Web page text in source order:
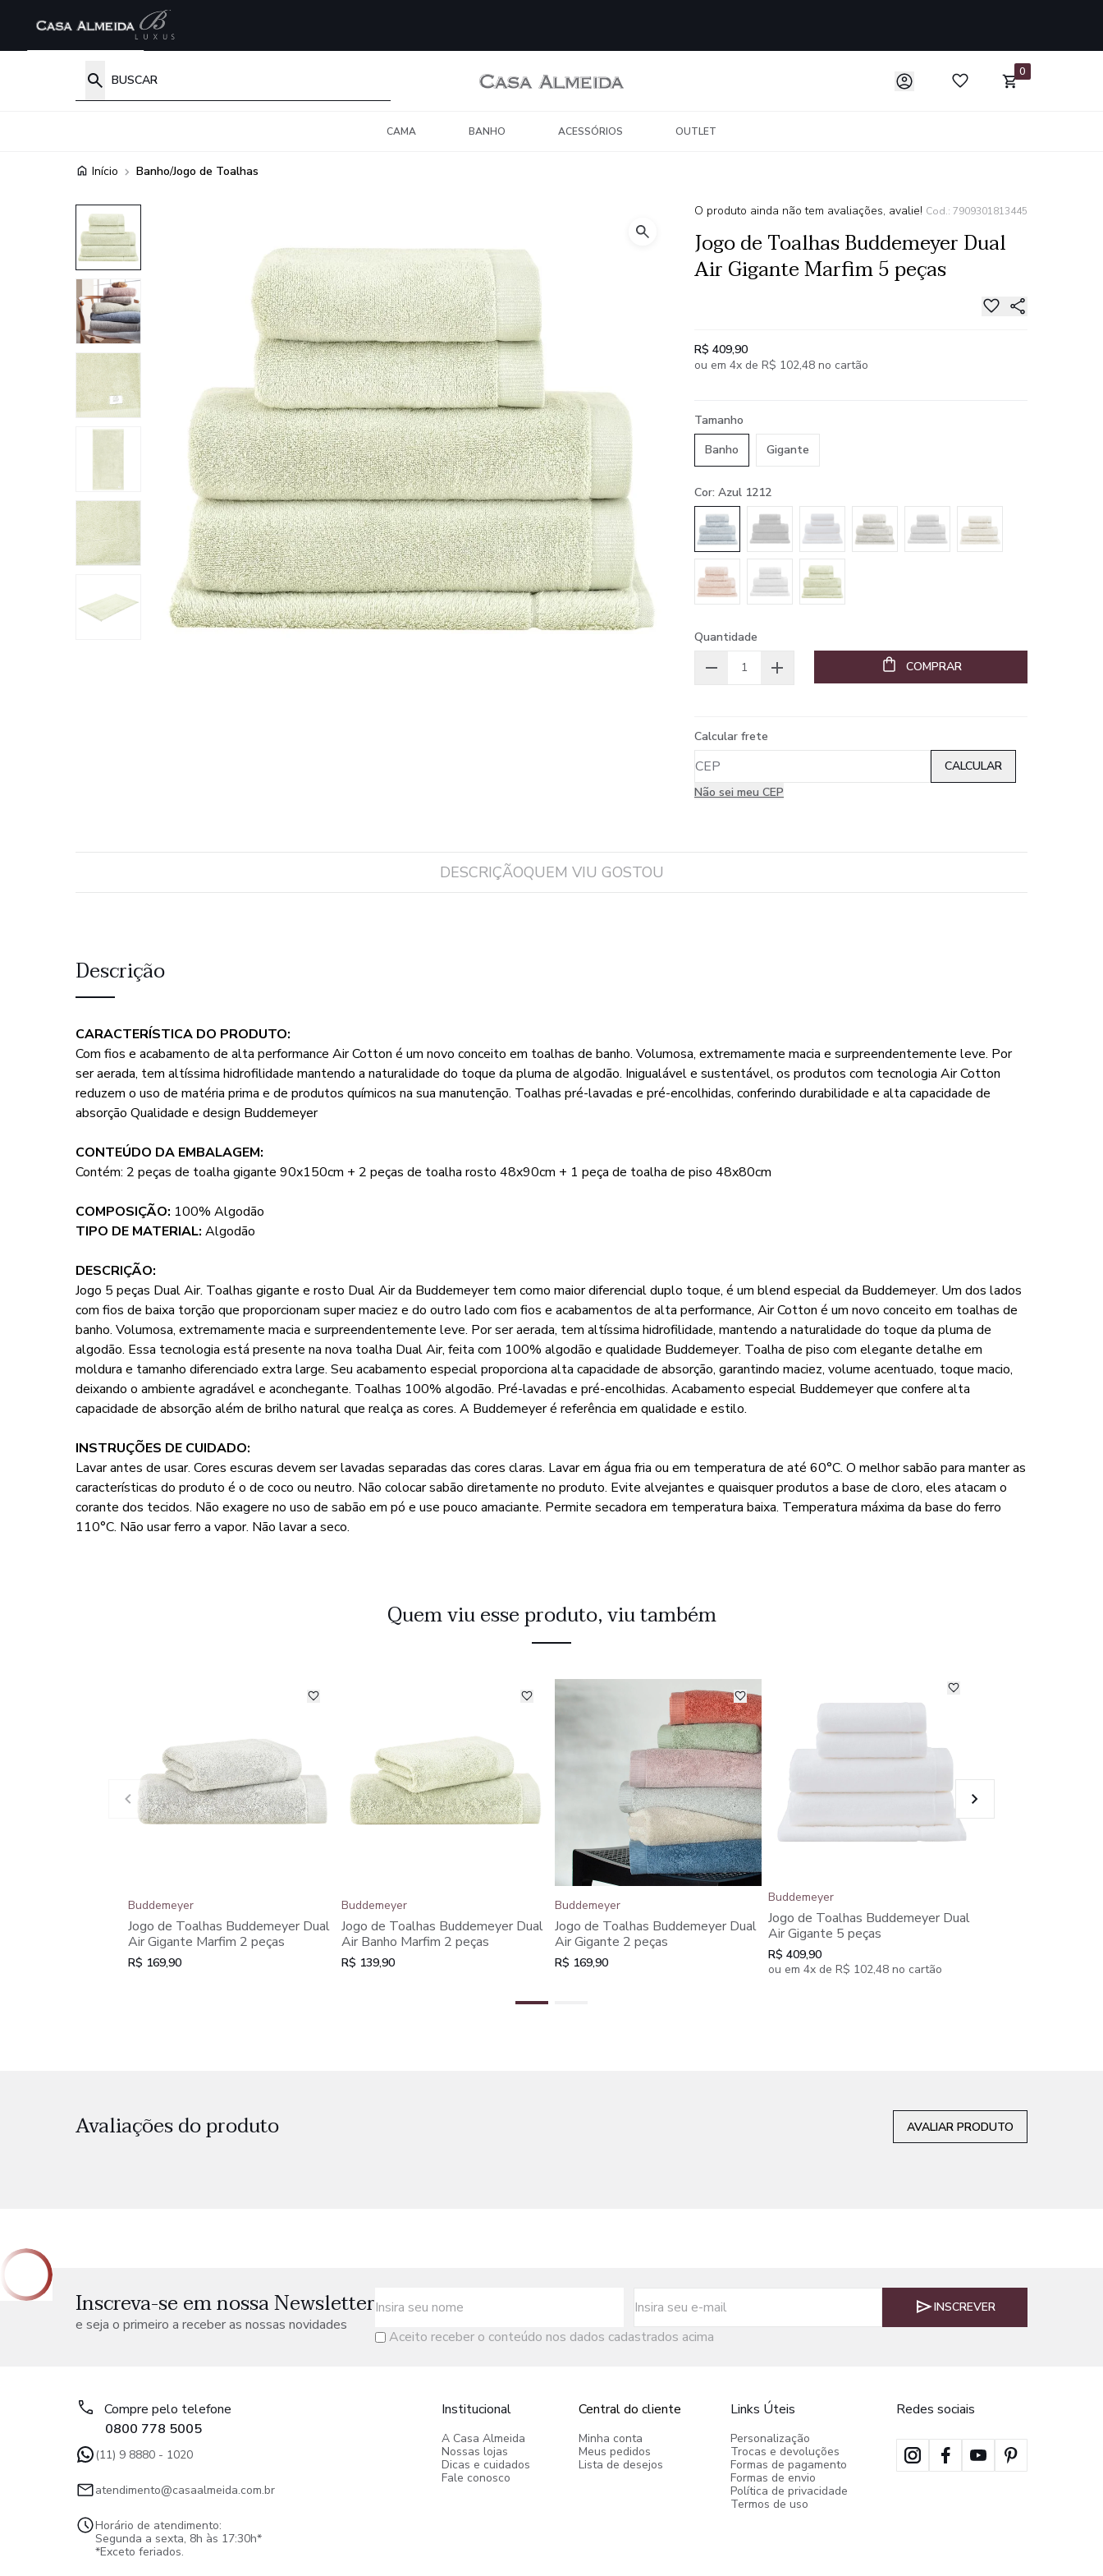
0
CAMA BANHO ACESSÓRIOS OUTLET
Início Banho/Jogo de Toalhas
O produto ainda não tem avaliações, avalie! Cod.: 7909301813445
Jogo de Toalhas Buddemeyer Dual
Air Gigante Marfim 5 peças
R$ 409,90
ou em 4x de R$ 102,48 no cartão
Tamanho
Banho
Gigante
Cor: Azul 1212
Quantidade
COMPRAR
Calcular frete
Não sei meu CEP
DESCRIÇÃOQUEM VIU GOSTOU
Descrição
CARACTERÍSTICA DO PRODUTO:
Com fios e acabamento de alta performance Air Cotton é um novo conceito em toalhas de banho. Volumosa, extremamente macia e surpreendentemente leve. Por
ser aerada, tem altíssima hidrofilidade mantendo a naturalidade do toque da pluma de algodão. Inigualável e sustentável, os produtos com tecnologia Air Cotton
reduzem o uso de matéria prima e de produtos químicos na sua manutenção. Toalhas pré-lavadas e pré-encolhidas, conferindo durabilidade e alta capacidade de
absorção Qualidade e design Buddemeyer
CONTEÚDO DA EMBALAGEM:
Contém: 2 peças de toalha gigante 90x150cm + 2 peças de toalha rosto 48x90cm + 1 peça de toalha de piso 48x80cm
COMPOSIÇÃO: 100% Algodão
TIPO DE MATERIAL: Algodão
DESCRIÇÃO:
Jogo 5 peças Dual Air. Toalhas gigante e rosto Dual Air da Buddemeyer tem como maior diferencial duplo toque, é um blend especial da Buddemeyer. Um dos lados
com fios de baixa torção que proporcionam super maciez e do outro lado com fios e acabamentos de alta performance, Air Cotton é um novo conceito em toalhas de
banho. Volumosa, extremamente macia e surpreendentemente leve. Por ser aerada, tem altíssima hidrofilidade, mantendo a naturalidade do toque da pluma de
algodão. Essa tecnologia está presente na nova toalha Dual Air, feita com 100% algodão e qualidade Buddemeyer. Toalha de piso com elegante detalhe em
moldura e tamanho diferenciado extra large. Seu acabamento especial proporciona alta capacidade de absorção, garantindo maciez, volume acentuado, toque macio,
deixando o ambiente agradável e aconchegante. Toalhas 100% algodão. Pré-lavadas e pré-encolhidas. Acabamento especial Buddemeyer que confere alta
capacidade de absorção além de brilho natural que realça as cores. A Buddemeyer é referência em qualidade e estilo.
INSTRUÇÕES DE CUIDADO:
Lavar antes de usar. Cores escuras devem ser lavadas separadas das cores claras. Lavar em água fria ou em temperatura de até 60°C. O melhor sabão para manter as
características do produto é o de coco ou neutro. Não colocar sabão diretamente no produto. Evite alvejantes e quaisquer produtos a base de cloro, eles atacam o
corante dos tecidos. Não exagere no uso de sabão em pó e use pouco amaciante. Permite secadora em temperatura baixa. Temperatura máxima da base do ferro
110°C. Não usar ferro a vapor. Não lavar a seco.
Quem viu esse produto, viu também
Buddemeyer
Jogo de Toalhas Buddemeyer Dual
Air Gigante Marfim 2 peças
R$ 169,90
Buddemeyer
Jogo de Toalhas Buddemeyer Dual
Air Banho Marfim 2 peças
R$ 139,90
Buddemeyer
Jogo de Toalhas Buddemeyer Dual
Air Gigante 2 peças
R$ 169,90
Buddemeyer
Jogo de Toalhas Buddemeyer Dual
Air Gigante 5 peças
R$ 409,90
ou em 4x de R$ 102,48 no cartão
Avaliações do produto AVALIAR PRODUTO
Inscreva-se em nossa Newsletter
e seja o primeiro a receber as nossas novidades
Aceito receber o conteúdo nos dados cadastrados acima
INSCREVER
Compre pelo telefone
0800 778 5005
(11) 9 8880 - 1020
atendimento@casaalmeida.com.br
Horário de atendimento:
Segunda a sexta, 8h às 17:30h*
*Exceto feriados.
Institucional
A Casa Almeida
Nossas lojas
Dicas e cuidados
Fale conosco
Central do cliente
Minha conta
Meus pedidos
Lista de desejos
Links Úteis
Personalização
Trocas e devoluções
Formas de pagamento
Formas de envio
Política de privacidade
Termos de uso
Redes sociais